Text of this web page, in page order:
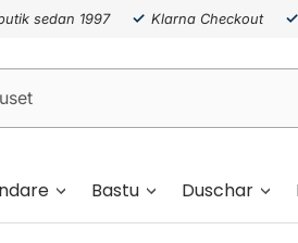
sedan 1997 Klarna Checkout
Bastu Duschar